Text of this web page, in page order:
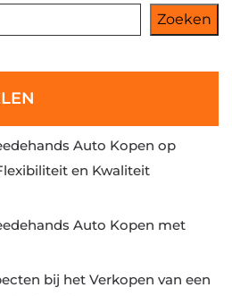
Zoeken
Auto Kopen op
en Kwaliteit
Auto Kopen met
bij het Verkopen van een